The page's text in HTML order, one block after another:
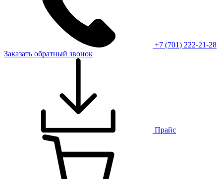
+7 (701) 222-21-28
Заказать обратный звонок
Прайс